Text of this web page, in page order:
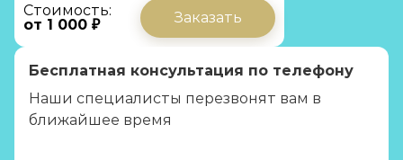
Стоимость:
от 1 000 ₽
Заказать
Бесплатная консультация по телефону
Наши специалисты перезвонят вам в
ближайшее время